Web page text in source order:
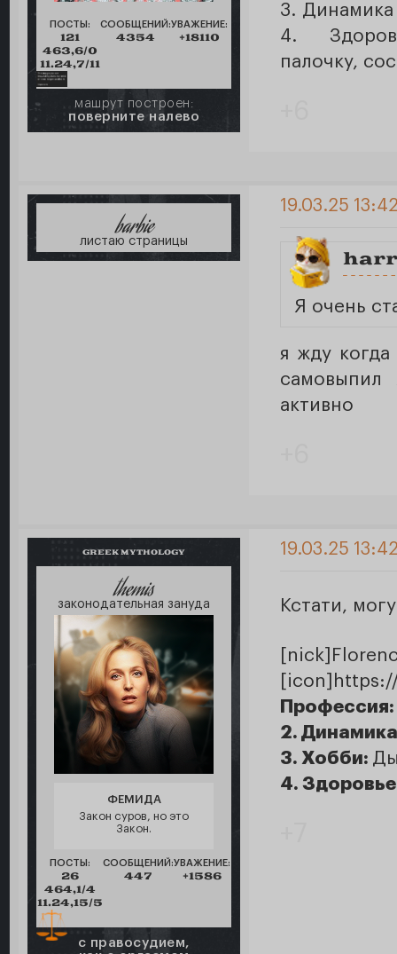
ПОСТЫ:
121
463,6/0
11.24,7/11
СООБЩЕНИЙ:
4354
УВАЖЕНИЕ:
+18110
машрут построен:
поверните налево
3.
4.
палочку,
barbie
листаю страницы
19.03.25
Я очень
я жду
самовыпил
активно
GREEK MYTHOLOGY
themis
законодательная зануда
ФЕМИДА
Закон суров, но это
Закон.
ПОСТЫ:
26
464,1/4
11.24,15/5
СООБЩЕНИЙ:
447
УВАЖЕНИЕ:
+1586
с правосудием,
19.03.25
Кстати,
Профессия:
2.
3. Хобби:
4.